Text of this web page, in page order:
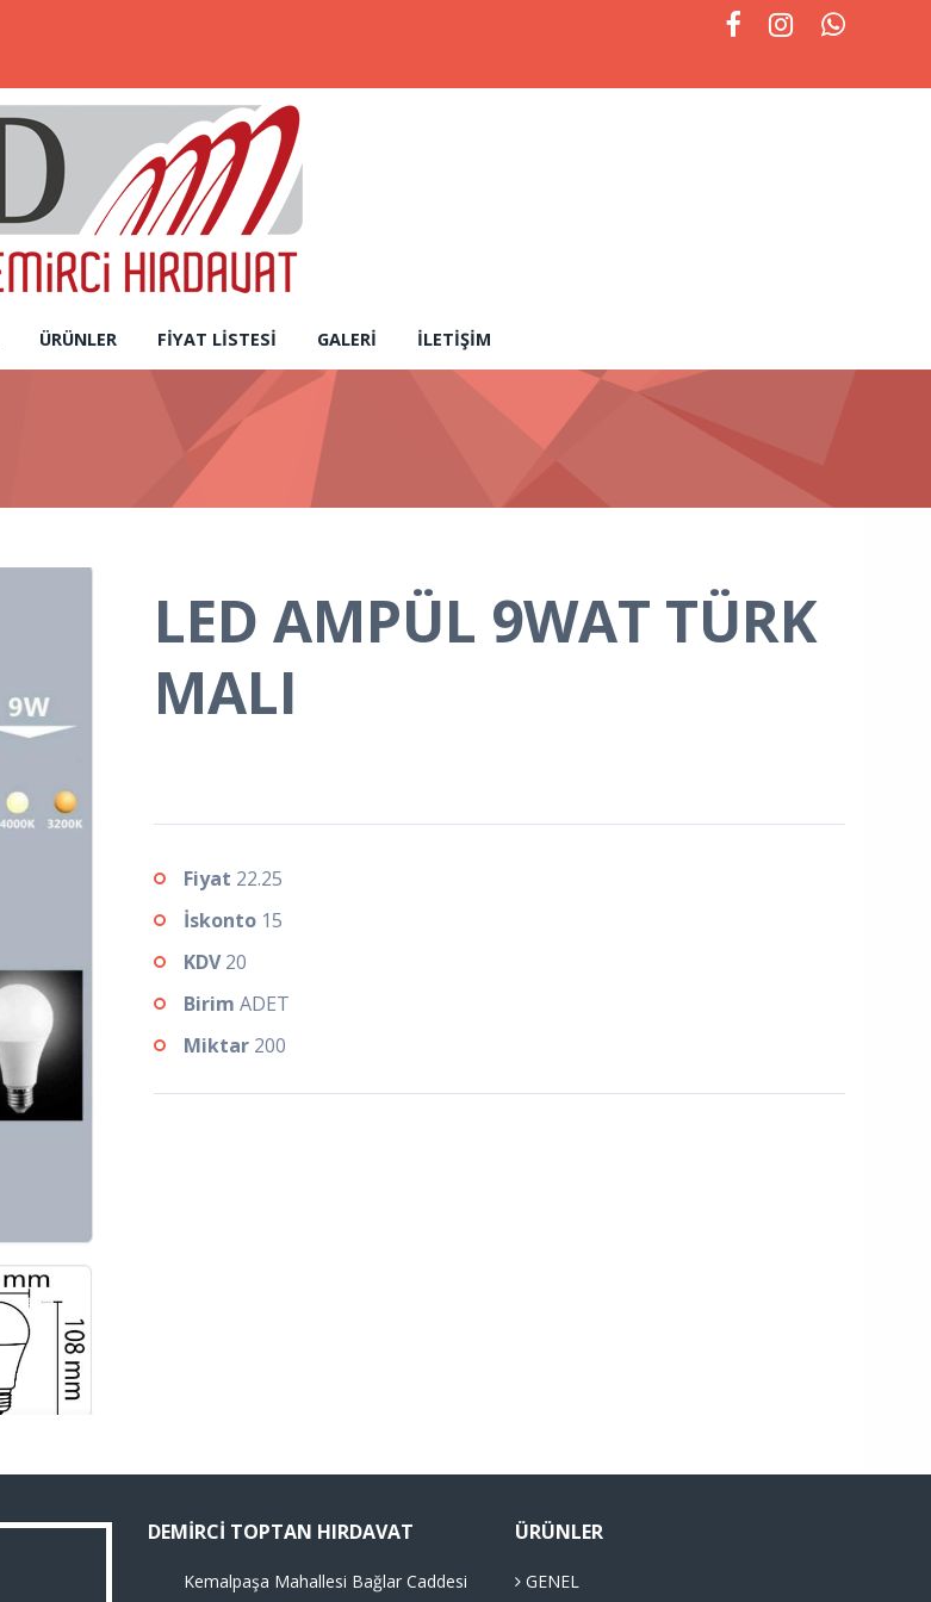
ÜRÜNLER FIYAT LISTESI GALERI İLETIŞIM
LED AMPÜL 9WAT TÜRK
MALI
Fiyat 22.25
İskonto 15
KDV20
Birim ADET
Miktar 200
DEMIRCI TOPTAN HIRDAVAT
Kemalpaşa Mahallesi Bağlar Caddesi
ÜRÜNLER
GENEL